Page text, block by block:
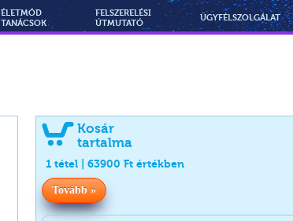
ÉLETMÓD
TANÁCSOK
FELSZERELÉSI
ÚTMUTATÓ
ÜGYFÉLSZOLGÁLAT
Kosár
tartalma
1 tétel | 63900 Ft értékben
Tovább »